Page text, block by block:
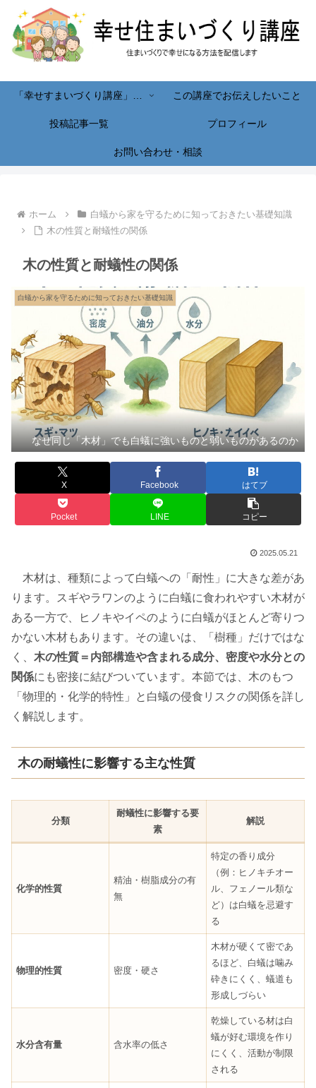
この講座でお伝えしたいこと
投稿記事一覧 プロフィール
お問い合わせ・相談
ホーム
白蟻から家を守るために知っておきたい基礎知識
木の性質と耐蟻性の関係
木の性質と耐蟻性の関係
白蟻から家を守るために知っておきたい基礎知識
なぜ同じ「木材」でも白蟻に強いものと弱いものがあるのか
X Facebook はてブ
Pocket LINE コピー
2025.05.21
木材は、種類によって白蟻への「耐性」に大きな差があ
ります。スギやラワンのように白蟻に食われやすい木材が
ある一方で、ヒノキやイペのように白蟻がほとんど寄りつ
かない木材もあります。その違いは、「樹種」だけではな
く、 木の性質＝内部構造や含まれる成分、密度や水分との
関係にも密接に結びついています。本節では、木のもつ
「物理的・化学的特性」と白蟻の侵食リスクの関係を詳し
く解説します。
木の耐蟻性に影響する主な性質
分類
耐蟻性に影響する要
素
解説
化学的性質
精油・樹脂成分の有
無
特定の香り成分
（例：ヒノキチオー
ル、フェノール類な
ど）は白蟻を忌避す
る
物理的性質 密度・硬さ
木材が硬くて密であ
るほど、白蟻は噛み
砕きにくく、蟻道も
形成しづらい
水分含有量 含水率の低さ
乾燥している材は白
蟻が好む環境を作り
にくく、活動が制限
される